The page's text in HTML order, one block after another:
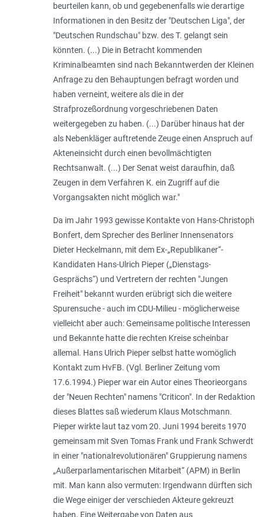
beurteilen kann, ob und gegebenenfalls wie derartige
Informationen in den Besitz der "Deutschen Liga", der
"Deutschen Rundschau" bzw. des T. gelangt sein
könnten. (...) Die in Betracht kommenden
Kriminalbeamten sind nach Bekanntwerden der Kleinen
Anfrage zu den Behauptungen befragt worden und
haben verneint, weitere als die in der
Strafprozeßordnung vorgeschriebenen Daten
weitergegeben zu haben. (...) Darüber hinaus hat der
als Nebenkläger auftretende Zeuge einen Anspruch auf
Akteneinsicht durch einen bevollmächtigten
Rechtsanwalt. (...) Der Senat weist daraufhin, daß
Zeugen in dem Verfahren K. ein Zugriff auf die
Vorgangsakten nicht möglich war."
Da im Jahr 1993 gewisse Kontakte von Hans-Christoph
Bonfert, dem Sprecher des Berliner Innensenators
Dieter Heckelmann, mit dem Ex-„Republikaner“-
Kandidaten Hans-Ulrich Pieper („Dienstags-
Gesprächs“) und Vertretern der rechten "Jungen
Freiheit" bekannt wurden erübrigt sich die weitere
Spurensuche - auch im CDU-Milieu - möglicherweise
vielleicht aber auch: Gemeinsame politische Interessen
und Bekannte hatte die rechten Kreise scheinbar
allemal. Hans Ulrich Pieper selbst hatte womöglich
Kontakt zum HvFB. (Vgl. Berliner Zeitung vom
17.6.1994.) Pieper war ein Autor eines Theorieorgans
der "Neuen Rechten" namens "Criticon". In der Redaktion
dieses Blattes saß wiederum Klaus Motschmann.
Pieper wirkte laut taz vom 20. Juni 1994 bereits 1970
gemeinsam mit Sven Tomas Frank und Frank Schwerdt
in einer "nationalrevolutionären" Gruppierung namens
„Außerparlamentarischen Mitarbeit“ (APM) in Berlin
mit. Man kann also vermuten: Irgendwann dürften sich
die Wege einiger der verschieden Akteure gekreuzt
haben. Eine Weitergabe von Daten aus